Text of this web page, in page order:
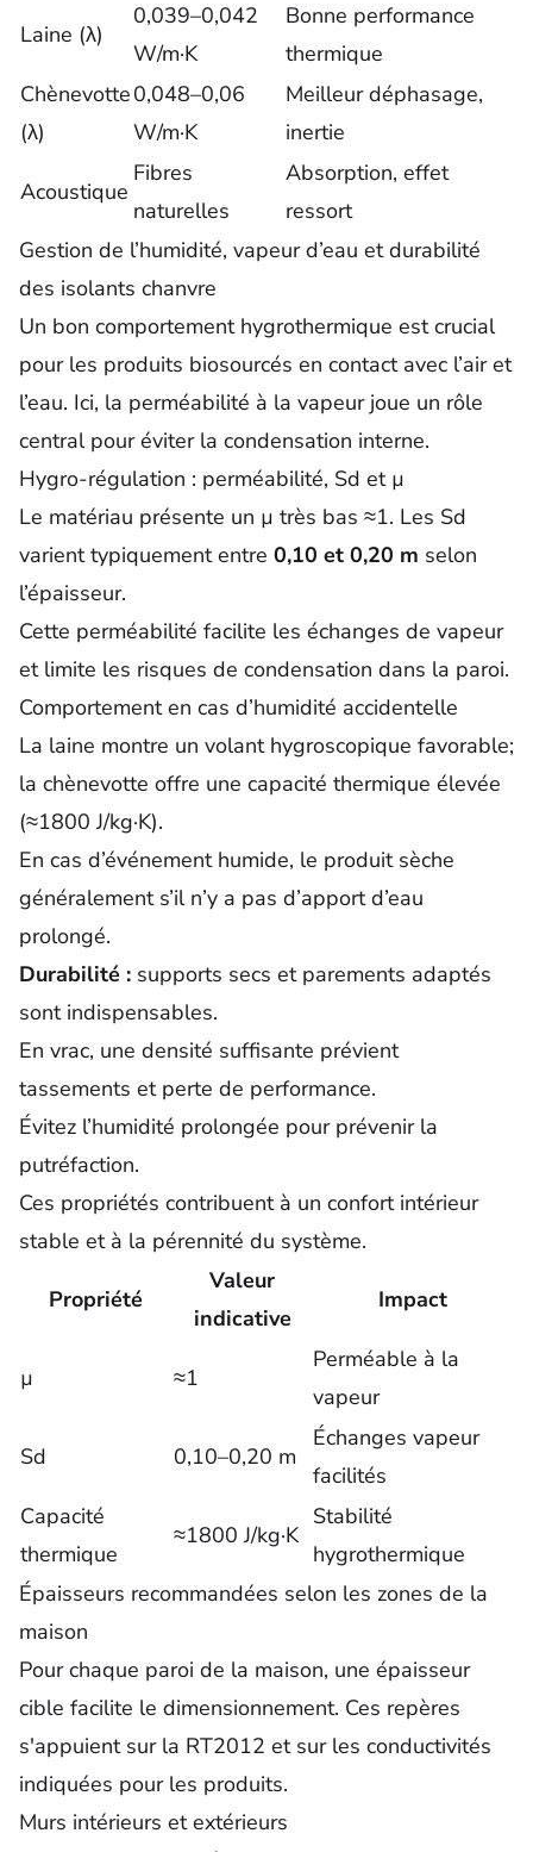
Laine (λ)
0,039–0,042
W/m·K
Bonne performance
thermique
Chènevotte
(λ)
0,048–0,06
W/m·K
Meilleur déphasage,
inertie
Acoustique
Fibres
naturelles
Absorption, effet
ressort
Gestion de l’humidité, vapeur d’eau et durabilité
des isolants chanvre
Un bon comportement hygrothermique est crucial
pour les produits biosourcés en contact avec l’air et
l’eau. Ici, la perméabilité à la vapeur joue un rôle
central pour éviter la condensation interne.
Hygro-régulation : perméabilité, Sd et µ
Le matériau présente un µ très bas ≈1. Les Sd
varient typiquement entre 0,10 et 0,20 m selon
l’épaisseur.
Cette perméabilité facilite les échanges de vapeur
et limite les risques de condensation dans la paroi.
Comportement en cas d’humidité accidentelle
La laine montre un volant hygroscopique favorable;
la chènevotte offre une capacité thermique élevée
(≈1800 J/kg·K).
En cas d’événement humide, le produit sèche
généralement s’il n’y a pas d’apport d’eau
prolongé.
Durabilité : supports secs et parements adaptés
sont indispensables.
En vrac, une densité suffisante prévient
tassements et perte de performance.
Évitez l’humidité prolongée pour prévenir la
putréfaction.
Ces propriétés contribuent à un confort intérieur
stable et à la pérennité du système.
Propriété
Valeur
indicative
Impact
µ ≈1
Perméable à la
vapeur
Sd 0,10–0,20 m
Échanges vapeur
facilités
Capacité
thermique
≈1800 J/kg·K
Stabilité
hygrothermique
Épaisseurs recommandées selon les zones de la
maison
Pour chaque paroi de la maison, une épaisseur
cible facilite le dimensionnement. Ces repères
s'appuient sur la RT2012 et sur les conductivités
indiquées pour les produits.
Murs intérieurs et extérieurs